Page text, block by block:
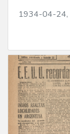
1934-04-24,